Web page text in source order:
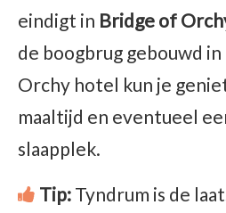
eindigt in Bridge of
de boogbrug gebouwd
Orchy hotel kun je
maaltijd en eventueel
slaapplek.
Tip: Tyndrum is de